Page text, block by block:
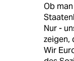
Ob
Nur -
zeigen,
Wir